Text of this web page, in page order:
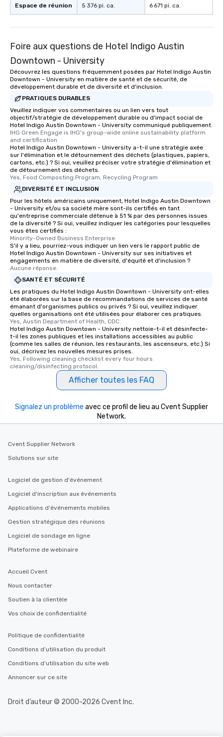
Espace de réunion 5 376 pi. ca. 6 671 pi. ca.
Foire aux questions de Hotel Indigo Austin
Downtown - University
Découvrez les questions fréquemment posées par Hotel Indigo Austin
Downtown - University en matière de santé et de sécurité, de
développement durable et de diversité et d'inclusion.
PRATIQUES DURABLES
Veuillez indiquer vos commentaires ou un lien vers tout
objectif/stratégie de développement durable ou d'impact social de
Hotel Indigo Austin Downtown - University communiqué publiquement.
IHG Green Engage is IHG's group-wide online sustainability platform
and certification
Hotel Indigo Austin Downtown - University a-t-il une stratégie axée
sur l'élimination et le détournement des déchets (plastiques, papiers,
cartons, etc.) ? Si oui, veuillez préciser votre stratégie d'élimination et
de détournement des déchets.
Yes, Food Composting Program, Recycling Program
DIVERSITÉ ET INCLUSION
Pour les hôtels américains uniquement, Hotel Indigo Austin Downtown
- University et/ou sa société mère sont-ils certifiés en tant
qu'entreprise commerciale détenue à 51 % par des personnes issues
de la diversité ? Si oui, veuillez indiquer les catégories pour lesquelles
vous êtes certifiés :
Minority-Owned Business Enterprise
S'il y a lieu, pourriez-vous indiquer un lien vers le rapport public de
Hotel Indigo Austin Downtown - University sur ses initiatives et
engagements en matière de diversité, d'équité et d'inclusion ?
Aucune réponse.
SANTÉ ET SÉCURITÉ
Les pratiques du Hotel Indigo Austin Downtown - University ont-elles
été élaborées sur la base de recommandations de services de santé
émanant d'organismes publics ou privés ? Si oui, veuillez indiquer
quelles organisations ont été utilisées pour élaborer ces pratiques.
Yes, Austin Department of Health, CDC.
Hotel Indigo Austin Downtown - University nettoie-t-il et désinfecte-
t-il les zones publiques et les installations accessibles au public
(comme les salles de réunion, les restaurants, les ascenseurs, etc.) Si
oui, décrivez les nouvelles mesures prises.
Yes, Following cleaning checklist every four hours
cleaning/disinfecting protocol.
Afficher toutes les FAQ
Signalez un problème avec ce profil de lieu au Cvent Supplier
Network.
Cvent Supplier Network
Solutions sur site
Logiciel de gestion d'événement
Logiciel d'inscription aux événements
Applications d'événements mobiles
Gestion stratégique des réunions
Logiciel de sondage en ligne
Plateforme de webinaire
Accueil Cvent
Nous contacter
Soutien à la clientèle
Vos choix de confidentialité
Politique de confidentialité
Conditions d’utilisation du produit
Conditions d’utilisation du site web
Annoncer sur ce site
Droit d’auteur © 2000-2026 Cvent Inc.